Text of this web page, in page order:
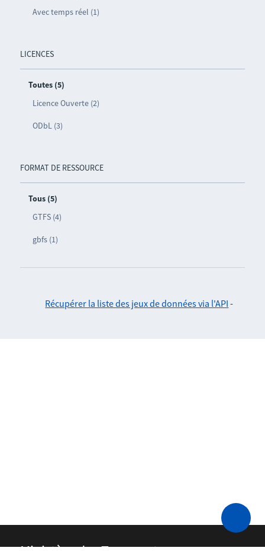
Avec temps réel (1)
LICENCES
Toutes (5)
Licence Ouverte (2)
ODbL (3)
FORMAT DE RESSOURCE
Tous (5)
GTFS (4)
gbfs (1)
Récupérer la liste des jeux de données via l'API -